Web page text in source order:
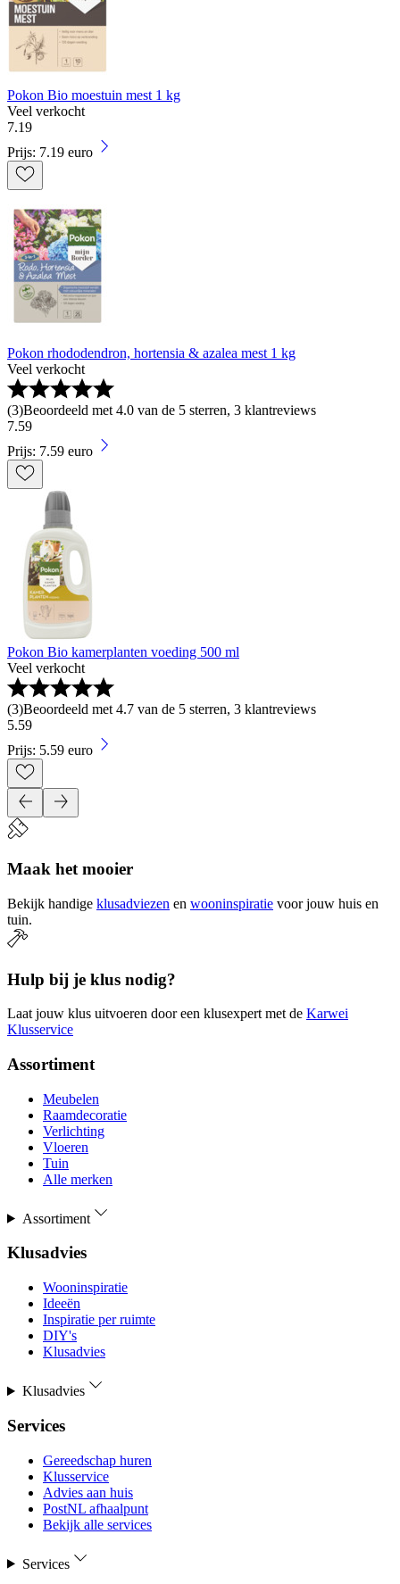
Pokon Bio moestuin mest 1 kg
Veel verkocht
7.19
Prijs: 7.19 euro
Pokon rhododendron, hortensia & azalea mest 1 kg
Veel verkocht
(3)Beoordeeld met 4.0 van de 5 sterren, 3 klantreviews
7.59
Prijs: 7.59 euro
Pokon Bio kamerplanten voeding 500 ml
Veel verkocht
(3)Beoordeeld met 4.7 van de 5 sterren, 3 klantreviews
5.59
Prijs: 5.59 euro
Maak het mooier
Bekijk handige klusadviezen en wooninspiratie voor jouw huis en
tuin.
Hulp bij je klus nodig?
Laat jouw klus uitvoeren door een klusexpert met de Karwei
Klusservice
Assortiment
Meubelen
Raamdecoratie
Verlichting
Vloeren
Tuin
Alle merken
Assortiment
Klusadvies
Wooninspiratie
Ideeën
Inspiratie per ruimte
DIY's
Klusadvies
Klusadvies
Services
Gereedschap huren
Klusservice
Advies aan huis
PostNL afhaalpunt
Bekijk alle services
Services